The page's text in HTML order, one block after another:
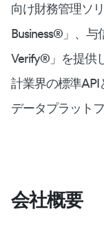
向け財務管理ソ
Business®︎」、
Verify®︎」を提供
計業界の標準
データプラット
会社概要